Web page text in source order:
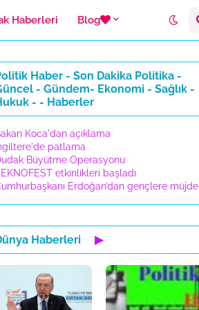
Haberleri Blog
Haber - Son Dakika Politika -
- Gündem- Ekonomi - Sağlık -
- - Haberler
Koca'dan açıklama
patlama
Büyütme Operasyonu
etkinlikleri başladı
Erdoğan’dan gençlere müjde
Haberleri ▶